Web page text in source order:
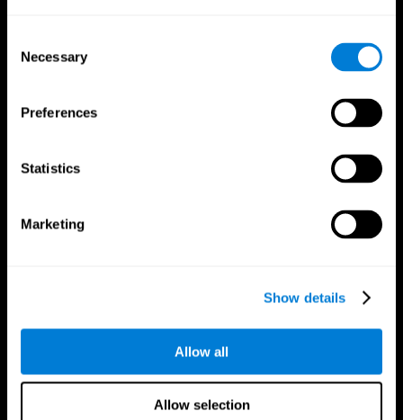
Selection
Necessary
Preferences
Statistics
Marketing
Show details
Allow all
Allow selection